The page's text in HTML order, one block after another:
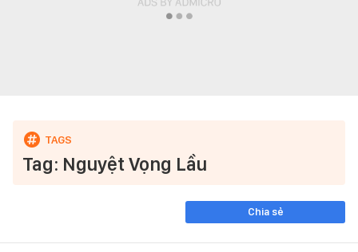
Tag: Nguyệt Vọng Lầu
Chia sẻ